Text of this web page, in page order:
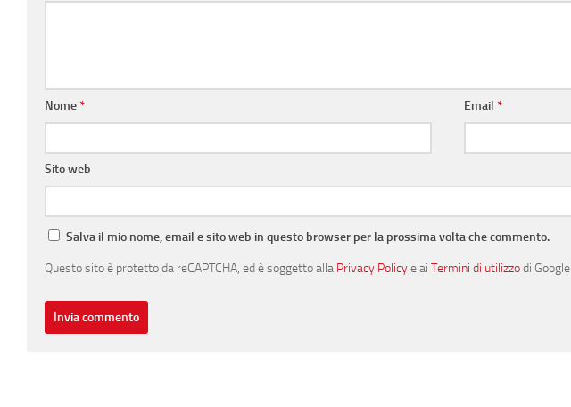
Nome* Email*
Sito web
Salva il mio nome, email e sito web in questo browser per la prossima volta che commento.
Questo sito è protetto da reCAPTCHA, ed è soggetto alla Privacy Policye ai Termini di utilizzodi Google.